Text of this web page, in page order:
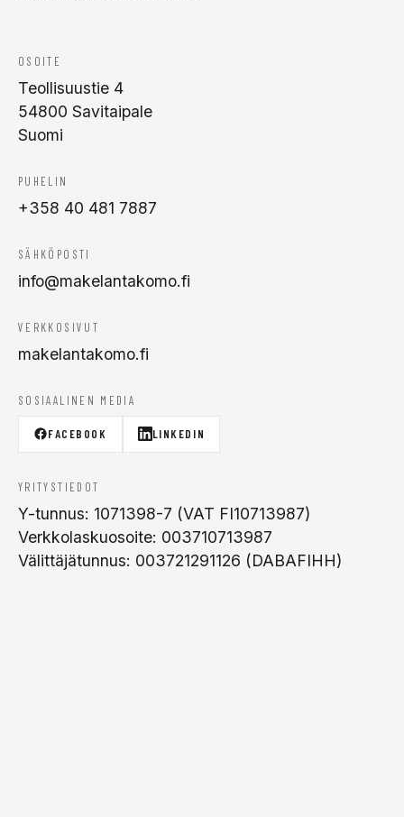
OSOITE
Teollisuustie 4
54800 Savitaipale
Suomi
PUHELIN
+358 40 481 7887
SÄHKÖPOSTI
info@makelantakomo.fi
VERKKOSIVUT
makelantakomo.fi
SOSIAALINEN MEDIA
FACEBOOK LINKEDIN
YRITYSTIEDOT
Y-tunnus: 1071398-7 (VAT FI10713987)
Verkkolaskuosoite: 003710713987
Välittäjätunnus: 003721291126 (DABAFIHH)